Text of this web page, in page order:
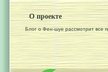
О проекте
Блог о Фен-шуе рассмотрит все